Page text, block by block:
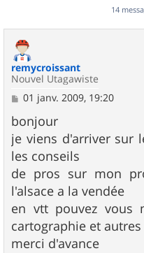
14
remycroissant
Nouvel Utagawiste
M
s
s
a
g
e
01 janv. 2009, 19:20
bonjour
je viens d'arriver sur
les conseils
de pros sur mon
l'alsace a la vendée
en vtt pouvez vous
cartographie et autres
merci d'avance